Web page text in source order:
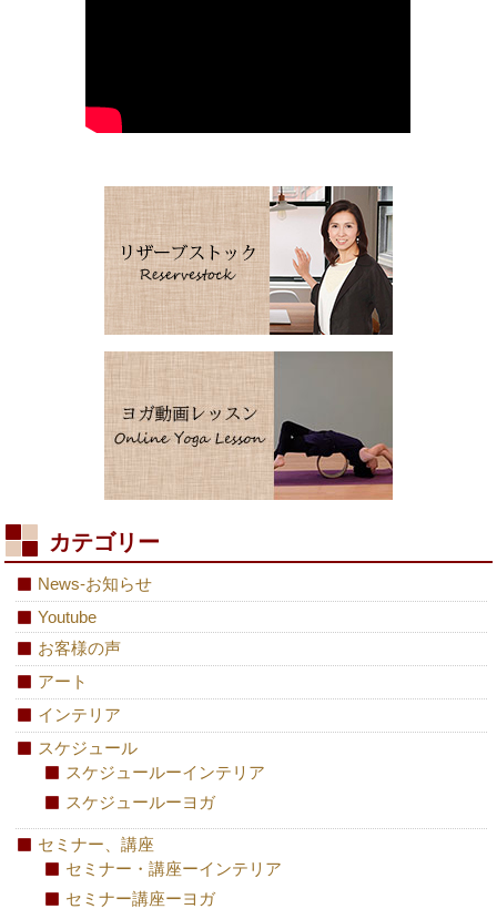
カテゴリー
News-お知らせ
Youtube
お客様の声
アート
インテリア
スケジュール
スケジュールーインテリア
スケジュールーヨガ
セミナー、講座
セミナー・講座ーインテリア
セミナー講座ーヨガ